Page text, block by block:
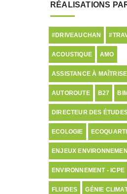
RÉALISATIONS
#DRIVEAUCHAN
ACOUSTIQUE AMO
ASSISTANCE À
AUTOROUTE B27
DIRECTEUR DES
ECOLOGIE
ENJEUX
ENVIRONNEMENT - ICPE
FLUIDES GÉNIE